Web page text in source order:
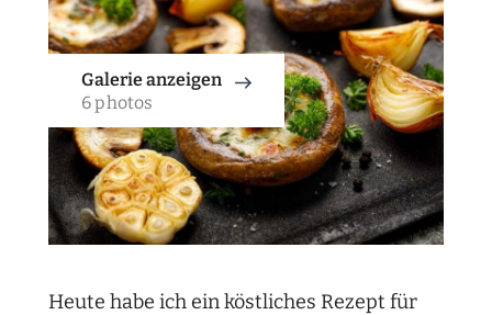
Galerie anzeigen
6 photos
Heute habe ich ein köstliches Rezept für